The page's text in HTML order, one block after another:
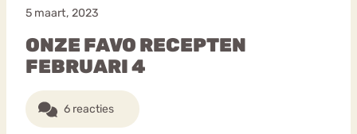
5 maart, 2023
ONZE FAVO RECEPTEN
FEBRUARI 4
6 reacties